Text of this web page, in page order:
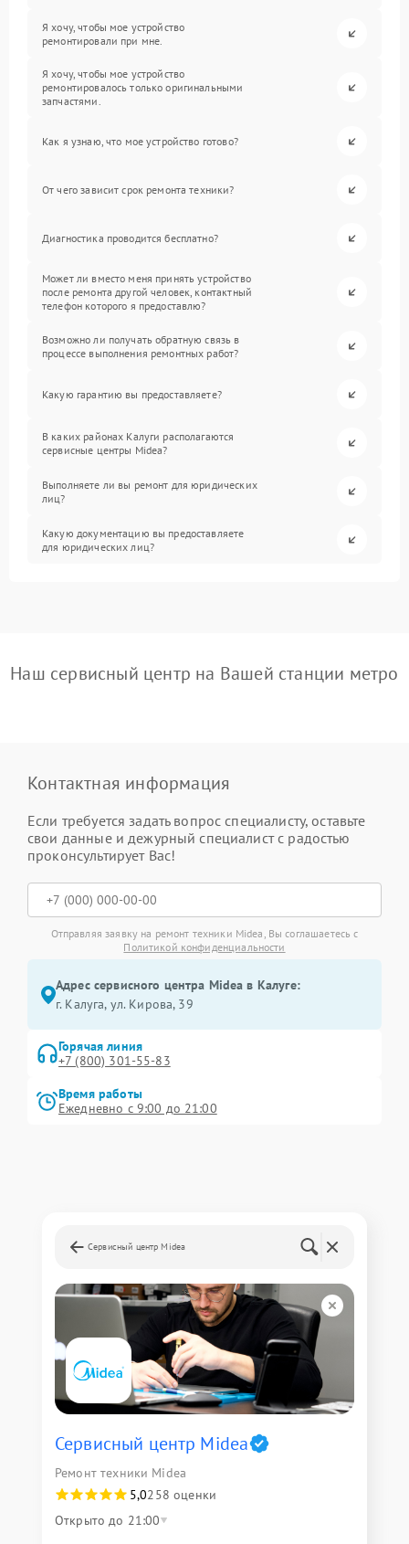
Я хочу, чтобы мое устройство
ремонтировали при мне.
Я хочу, чтобы мое устройство
ремонтировалось только оригинальными
запчастями.
Как я узнаю, что мое устройство готово?
От чего зависит срок ремонта техники?
Диагностика проводится бесплатно?
Может ли вместо меня принять устройство
после ремонта другой человек, контактный
телефон которого я предоставлю?
Возможно ли получать обратную связь в
процессе выполнения ремонтных работ?
Какую гарантию вы предоставляете?
В каких районах Калуги располагаются
сервисные центры Midea?
Выполняете ли вы ремонт для юридических
лиц?
Какую документацию вы предоставляете
для юридических лиц?
Наш сервисный центр на Вашей станции метро
Контактная информация
Если требуется задать вопрос специалисту, оставьте
свои данные и дежурный специалист с радостью
проконсультирует Вас!
Отправляя заявку на ремонт техники Midea, Вы соглашаетесь с
Политикой конфиденциальности
Адрес сервисного центра Midea в Калуге:
г. Калуга, ул. Кирова, 39
Горячая линия
+7 (800) 301-55-83
Время работы
Ежедневно с 9:00 до 21:00
Сервисный центр Midea
Сервисный центр Midea
Ремонт техники Midea
5,0258 оценки
Открыто до 21:00